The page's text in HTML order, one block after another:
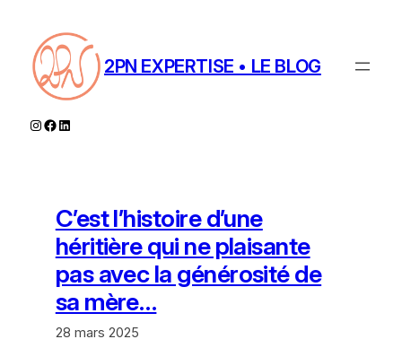
contenu
2PN EXPERTISE • LE BLOG
Instagram
Facebook
LinkedIn
C’est l’histoire d’une
héritière qui ne plaisante
pas avec la générosité de
sa mère…
28 mars 2025